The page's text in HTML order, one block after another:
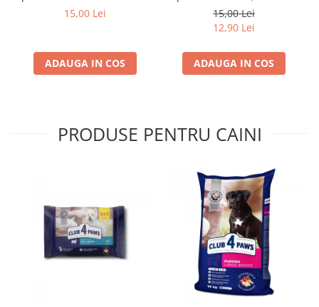
pui in sos, set 3+1,
15,00 Lei
ADAUGA IN COS
arome, (3+1), 0.34kg
15,00 Lei
12,90 Lei
ADAUGA IN COS
PRODUSE PENTRU CAINI